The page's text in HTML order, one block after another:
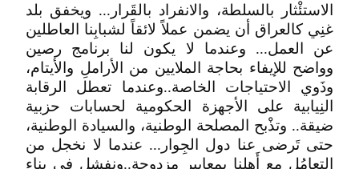
الاستئْثار بالسلطة، والانفراد بالقَرار... ويخفق بلد
غنِي كالعراق أن يضمن عملاً لائقاً لشبابِنا العاطلين
عن العمل... وعندما لا يكون لنا برنامج رصين
وواضح للإيفاء بحاجة الملايين من الأراملِ والأيتام،
وذَوي الاحتياجات الخاصة..وعندما تعطل الرقابة
النِيابية على الأجهزة الحكومية لحسابات حزبية
ضيقة.. وتذْبح المصلحة الوطنية، والسيادة الوطنية،
حتى تَرضى عنا دول الجِوار... عندما لا نخجل من
التعامُل مع أَهلنا بِمعايير مزدوجة..ونفشل في بِناء